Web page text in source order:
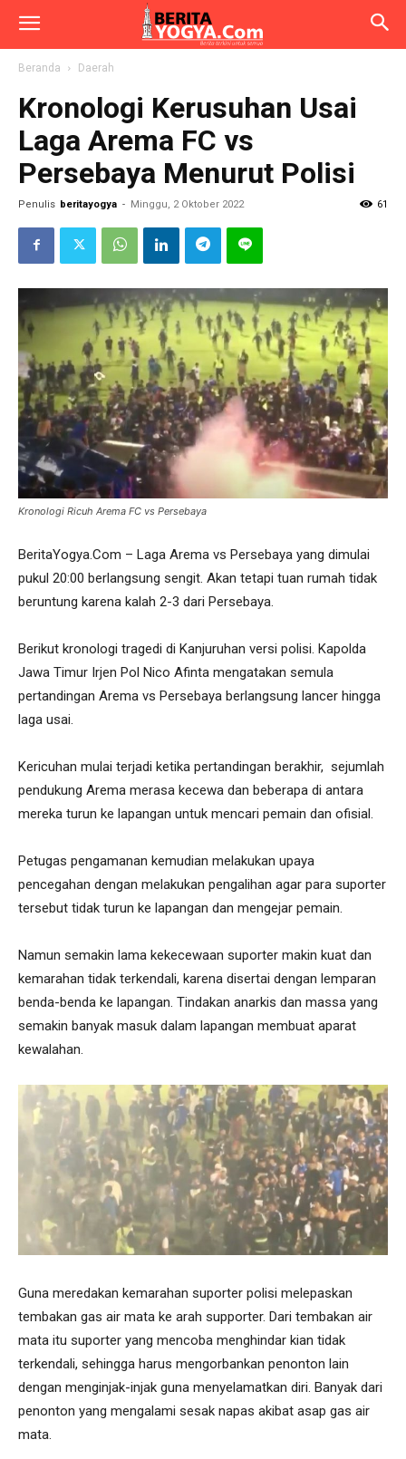
Beranda Daerah
Kronologi Kerusuhan Usai
Laga Arema FC vs
Persebaya Menurut Polisi
Penulis beritayogya - Minggu, 2 Oktober 2022 61
Kronologi Ricuh Arema FC vs Persebaya
BeritaYogya.Com – Laga Arema vs Persebaya yang dimulai
pukul 20:00 berlangsung sengit. Akan tetapi tuan rumah tidak
beruntung karena kalah 2-3 dari Persebaya.
Berikut kronologi tragedi di Kanjuruhan versi polisi. Kapolda
Jawa Timur Irjen Pol Nico Afinta mengatakan semula
pertandingan Arema vs Persebaya berlangsung lancer hingga
laga usai.
Kericuhan mulai terjadi ketika pertandingan berakhir, sejumlah
pendukung Arema merasa kecewa dan beberapa di antara
mereka turun ke lapangan untuk mencari pemain dan ofisial.
Petugas pengamanan kemudian melakukan upaya
pencegahan dengan melakukan pengalihan agar para suporter
tersebut tidak turun ke lapangan dan mengejar pemain.
Namun semakin lama kekecewaan suporter makin kuat dan
kemarahan tidak terkendali, karena disertai dengan lemparan
benda-benda ke lapangan. Tindakan anarkis dan massa yang
semakin banyak masuk dalam lapangan membuat aparat
kewalahan.
Guna meredakan kemarahan suporter polisi melepaskan
tembakan gas air mata ke arah supporter. Dari tembakan air
mata itu suporter yang mencoba menghindar kian tidak
terkendali, sehingga harus mengorbankan penonton lain
dengan menginjak-injak guna menyelamatkan diri. Banyak dari
penonton yang mengalami sesak napas akibat asap gas air
mata.